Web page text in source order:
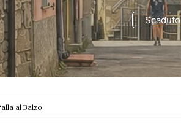
Scaduto
al Balzo